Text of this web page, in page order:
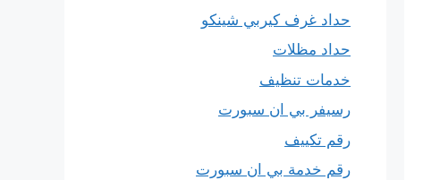
حداد غرف كيربي شينكو
حداد مظلات
خدمات تنظيف
رسيفر بي ان سبورت
رقم تكييف
رقم خدمة بي ان سبورت